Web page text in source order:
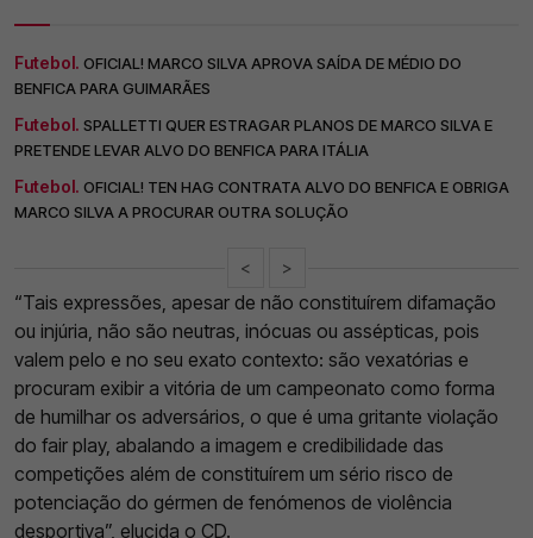
Futebol. OFICIAL! MARCO SILVA APROVA SAÍDA DE MÉDIO DO
BENFICA PARA GUIMARÃES
Futebol. SPALLETTI QUER ESTRAGAR PLANOS DE MARCO SILVA E
PRETENDE LEVAR ALVO DO BENFICA PARA ITÁLIA
Futebol. OFICIAL! TEN HAG CONTRATA ALVO DO BENFICA E OBRIGA
MARCO SILVA A PROCURAR OUTRA SOLUÇÃO
< >
“Tais expressões, apesar de não constituírem difamação
ou injúria, não são neutras, inócuas ou assépticas, pois
valem pelo e no seu exato contexto: são vexatórias e
procuram exibir a vitória de um campeonato como forma
de humilhar os adversários, o que é uma gritante violação
do fair play, abalando a imagem e credibilidade das
competições além de constituírem um sério risco de
potenciação do gérmen de fenómenos de violência
desportiva”, elucida o CD.